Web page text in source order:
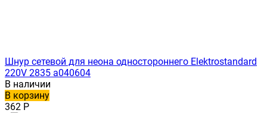
Шнур сетевой для неона одностороннего Elektrostandard
220V 2835 a040604
В наличии
В корзину
362 Р